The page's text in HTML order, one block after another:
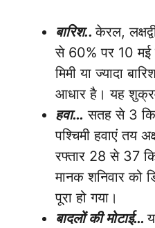
बारिश..केरल,
से 60% पर 10 मई
मिमी या ज्यादा
आधार है। यह
हवा… सतह से 3
पश्चिमी हवाएं तय
रफ्तार 28 से 37
मानक शनिवार को
पूरा हो गया।
बादलों की मोटाई…